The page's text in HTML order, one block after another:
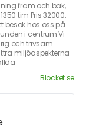
fram och bak,
tim Pris 32000:-
besök hos oss på
i centrum Vi
och trivsam
miljöaspekterna
Blocket.se